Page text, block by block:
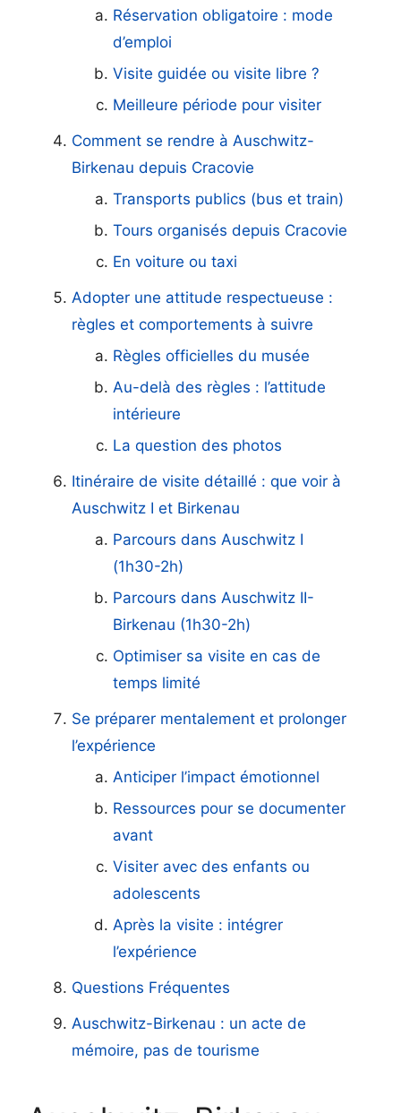
Réservation obligatoire : mode
d’emploi
Visite guidée ou visite libre ?
Meilleure période pour visiter
Comment se rendre à Auschwitz-
Birkenau depuis Cracovie
Transports publics (bus et train)
Tours organisés depuis Cracovie
En voiture ou taxi
Adopter une attitude respectueuse :
règles et comportements à suivre
Règles officielles du musée
Au-delà des règles : l’attitude
intérieure
La question des photos
Itinéraire de visite détaillé : que voir à
Auschwitz I et Birkenau
Parcours dans Auschwitz I
(1h30-2h)
Parcours dans Auschwitz II-
Birkenau (1h30-2h)
Optimiser sa visite en cas de
temps limité
Se préparer mentalement et prolonger
l’expérience
Anticiper l’impact émotionnel
Ressources pour se documenter
avant
Visiter avec des enfants ou
adolescents
Après la visite : intégrer
l’expérience
Questions Fréquentes
Auschwitz-Birkenau : un acte de
mémoire, pas de tourisme